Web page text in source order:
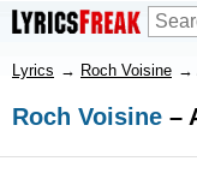
Lyrics → Roch Voisine →
Roch Voisine –